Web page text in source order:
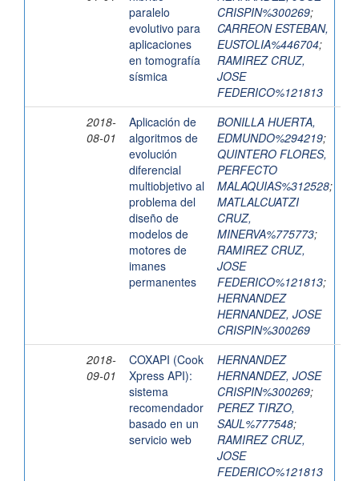
paralelo
evolutivo para
aplicaciones
en tomografía
sísmica
CRISPIN%300269;
CARREON ESTEBAN,
EUSTOLIA%446704;
RAMIREZ CRUZ,
JOSE
FEDERICO%121813
2018-
08-01
Aplicación de
algoritmos de
evolución
diferencial
multiobjetivo al
problema del
diseño de
modelos de
motores de
imanes
permanentes
BONILLA HUERTA,
EDMUNDO%294219;
QUINTERO FLORES,
PERFECTO
MALAQUIAS%312528;
MATLALCUATZI
CRUZ,
MINERVA%775773;
RAMIREZ CRUZ,
JOSE
FEDERICO%121813;
HERNANDEZ
HERNANDEZ, JOSE
CRISPIN%300269
2018-
09-01
COXAPI (Cook
Xpress API):
sistema
recomendador
basado en un
servicio web
HERNANDEZ
HERNANDEZ, JOSE
CRISPIN%300269;
PEREZ TIRZO,
SAUL%777548;
RAMIREZ CRUZ,
JOSE
FEDERICO%121813